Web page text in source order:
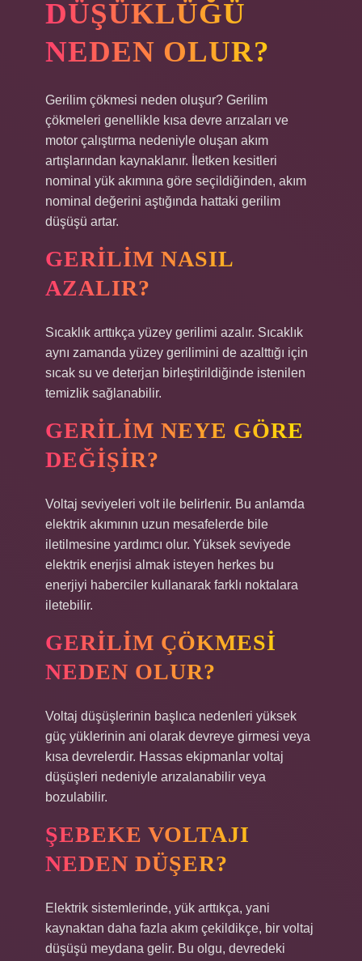
DÜŞÜKLÜĞÜ
NEDEN OLUR?
Gerilim çökmesi neden oluşur? Gerilim
çökmeleri genellikle kısa devre arızaları ve
motor çalıştırma nedeniyle oluşan akım
artışlarından kaynaklanır. İletken kesitleri
nominal yük akımına göre seçildiğinden, akım
nominal değerini aştığında hattaki gerilim
düşüşü artar.
GERILIM NASIL
AZALIR?
Sıcaklık arttıkça yüzey gerilimi azalır. Sıcaklık
aynı zamanda yüzey gerilimini de azalttığı için
sıcak su ve deterjan birleştirildiğinde istenilen
temizlik sağlanabilir.
GERILIM NEYE GÖRE
DEĞIŞIR?
Voltaj seviyeleri volt ile belirlenir. Bu anlamda
elektrik akımının uzun mesafelerde bile
iletilmesine yardımcı olur. Yüksek seviyede
elektrik enerjisi almak isteyen herkes bu
enerjiyi haberciler kullanarak farklı noktalara
iletebilir.
GERILIM ÇÖKMESI
NEDEN OLUR?
Voltaj düşüşlerinin başlıca nedenleri yüksek
güç yüklerinin ani olarak devreye girmesi veya
kısa devrelerdir. Hassas ekipmanlar voltaj
düşüşleri nedeniyle arızalanabilir veya
bozulabilir.
ŞEBEKE VOLTAJI
NEDEN DÜŞER?
Elektrik sistemlerinde, yük arttıkça, yani
kaynaktan daha fazla akım çekildikçe, bir voltaj
düşüşü meydana gelir. Bu olgu, devredeki